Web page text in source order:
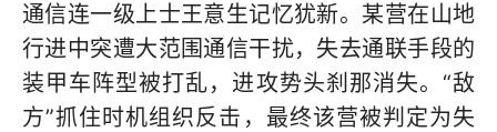
通信连一级上士王意生记忆犹新。某营在山地
行进中突遭大范围通信干扰，失去通联手段的
装甲车阵型被打乱，进攻势头刹那消失。“敌
方”抓住时机组织反击，最终该营被判定为失